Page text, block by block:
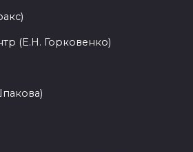
(Е.Н. Горковенко)